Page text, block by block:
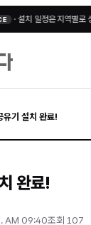
일정은 지역별로 상이할
유기 설치 완료!
완료!
AM 09:40조회 107